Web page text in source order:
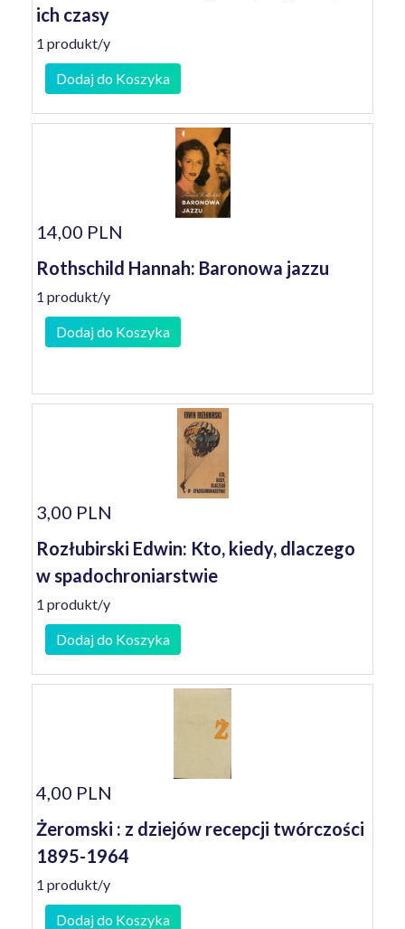
ich czasy
1 produkt/y
Dodaj do Koszyka
14,00 PLN
Rothschild Hannah: Baronowa jazzu
1 produkt/y
Dodaj do Koszyka
3,00 PLN
Rozłubirski Edwin: Kto, kiedy, dlaczego
w spadochroniarstwie
1 produkt/y
Dodaj do Koszyka
4,00 PLN
Żeromski : z dziejów recepcji twórczości
1895-1964
1 produkt/y
Dodaj do Koszyka